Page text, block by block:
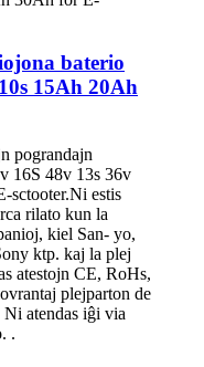
baterio
15Ah 20Ah
pograndajn
16S 48v 13s 36v
sctooter.Ni estis
rilato kun la
kiel San- yo,
ktp. kaj la plej
atestojn CE, RoHs,
plejparton de
atendas iĝi via
.